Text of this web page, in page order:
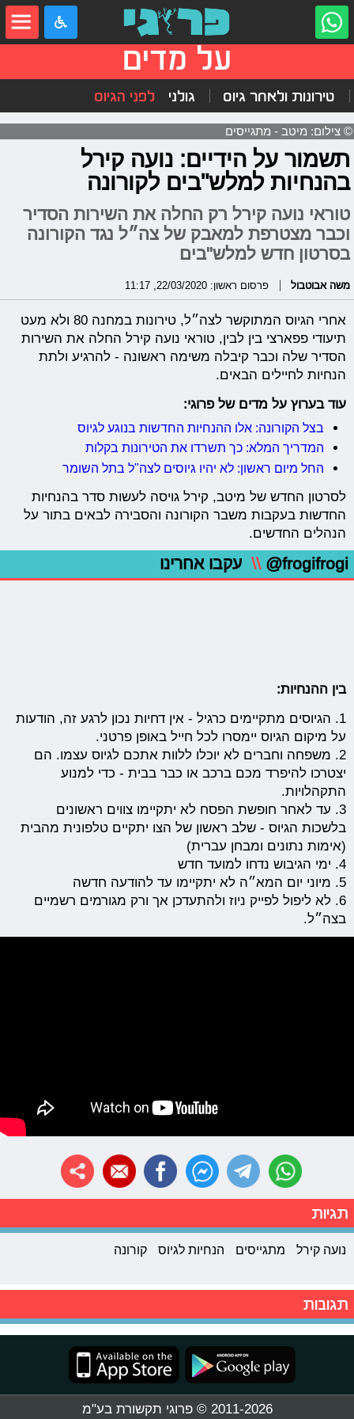
על מדים
טירונות ולאחר גיוס גולני לפני הגיוס
© צילום: מיטב - מתגייסים
תשמור על הידיים: נועה קירל
בהנחיות למלש"בים לקורונה
טוראי נועה קירל רק החלה את השירות הסדיר
וכבר מצטרפת למאבק של צה״ל נגד הקורונה
בסרטון חדש למלש"בים
משה אבוטבול פרסום ראשון: 22/03/2020, 11:17
אחרי הגיוס המתוקשר לצה״ל, טירונות במחנה 80 ולא מעט
תיעודי פפארצי בין לבין, טוראי נועה קירל החלה את השירות
הסדיר שלה וכבר קיבלה משימה ראשונה - להרגיע ולתת
הנחיות לחיילים הבאים.
עוד בערוץ על מדים של פרוגי:
בצל הקורונה: אלו ההנחיות החדשות בנוגע לגיוס
המדריך המלא: כך תשרדו את הטירונות בקלות
החל מיום ראשון: לא יהיו גיוסים לצה"ל בתל השומר
לסרטון החדש של מיטב, קירל גויסה לעשות סדר בהנחיות
החדשות בעקבות משבר הקורונה והסבירה לבאים בתור על
הנהלים החדשים.
@frogifrogi
\\ עקבו אחרינו
בין ההנחיות:
1. הגיוסים מתקיימים כרגיל - אין דחיות נכון לרגע זה, הודעות
על מיקום הגיוס יימסרו לכל חייל באופן פרטני.
2. משפחה וחברים לא יוכלו ללוות אתכם לגיוס עצמו. הם
יצטרכו להיפרד מכם ברכב או כבר בבית - כדי למנוע
התקהלויות.
3. עד לאחר חופשת הפסח לא יתקיימו צווים ראשונים
בלשכות הגיוס - שלב ראשון של הצו יתקיים טלפונית מהבית
(אימות נתונים ומבחן עברית)
4. ימי הגיבוש נדחו למועד חדש
5. מיוני יום המא״ה לא יתקיימו עד להודעה חדשה
6. לא ליפול לפייק ניוז ולהתעדכן אך ורק מגורמים רשמיים
בצה״ל.
תגיות
נועה קירל מתגייסים הנחיות לגיוס קורונה
תגובות
2011-2026 © פרוגי תקשורת בע"מ